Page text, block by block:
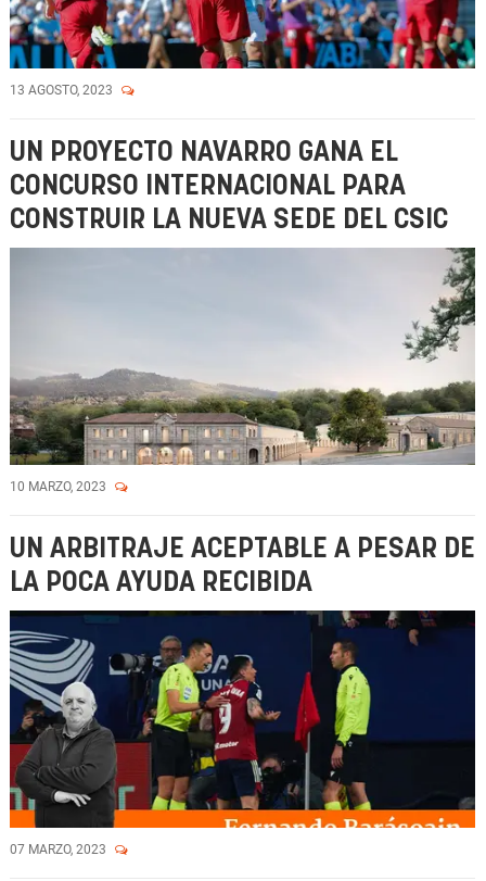
13 AGOSTO, 2023
UN PROYECTO NAVARRO GANA EL
CONCURSO INTERNACIONAL PARA
CONSTRUIR LA NUEVA SEDE DEL CSIC
10 MARZO, 2023
UN ARBITRAJE ACEPTABLE A PESAR DE
LA POCA AYUDA RECIBIDA
07 MARZO, 2023